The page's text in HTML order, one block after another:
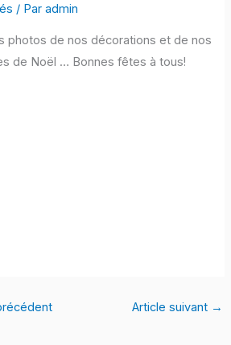
/ Paradmin
photos de nos décorations et de nos
de Noël … Bonnes fêtes à tous!
Article suivant →